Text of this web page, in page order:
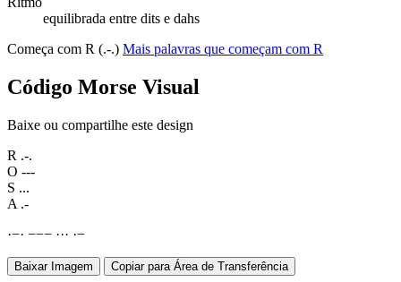
equilibrada entre dits e dahs
Começa com R (.-.) Mais palavras que começam com R
Código Morse Visual
Baixe ou compartilhe este design
R .-.
O ---
S ...
A .-
·−· −−− ··· ·−
Baixar Imagem Copiar para Área de Transferência